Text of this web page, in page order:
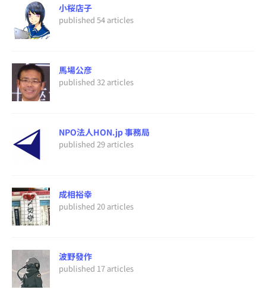
小桜店子
published 54 articles
馬場公彦
published 32 articles
NPO法人HON.jp 事務局
published 29 articles
成相裕幸
published 20 articles
波野發作
published 17 articles